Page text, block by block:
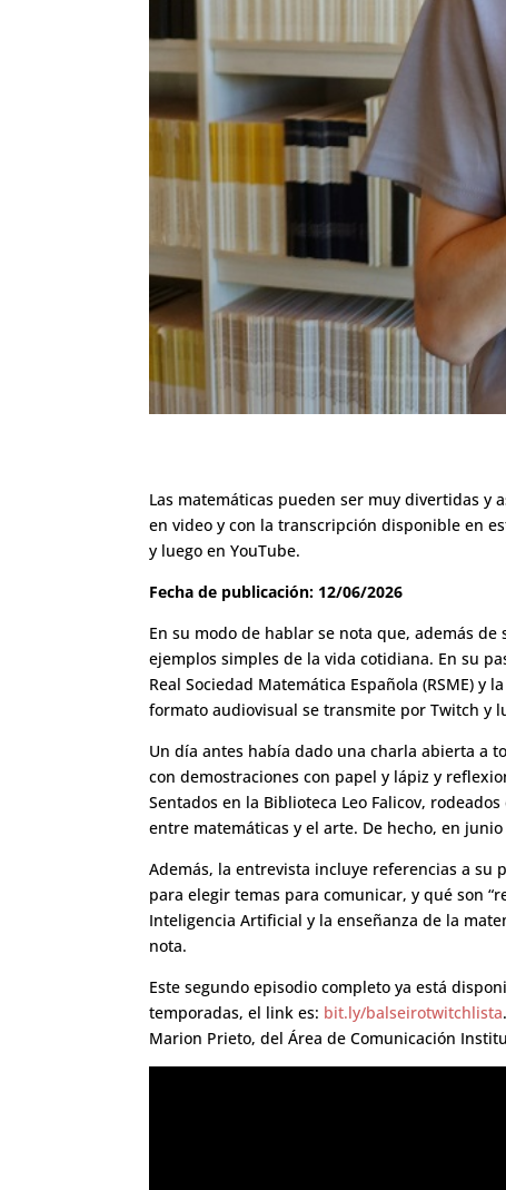
Las matemáticas pueden ser muy divertidas y
en video y con la transcripción disponible en
y luego en YouTube.
Fecha de publicación: 12/06/2026
En su modo de hablar se nota que, además
ejemplos simples de la vida cotidiana. En su
Real Sociedad Matemática Española (RSME)
formato audiovisual se transmite por Twitch y
Un día antes había dado una charla abierta a
con demostraciones con papel y lápiz y
Sentados en la Biblioteca Leo Falicov,
entre matemáticas y el arte. De hecho, en
Además, la entrevista incluye referencias a su
para elegir temas para comunicar, y qué son
Inteligencia Artificial y la enseñanza de la
nota.
Este segundo episodio completo ya está
temporadas, el link es: bit.ly/balseirotwitchlista
Marion Prieto, del Área de Comunicación